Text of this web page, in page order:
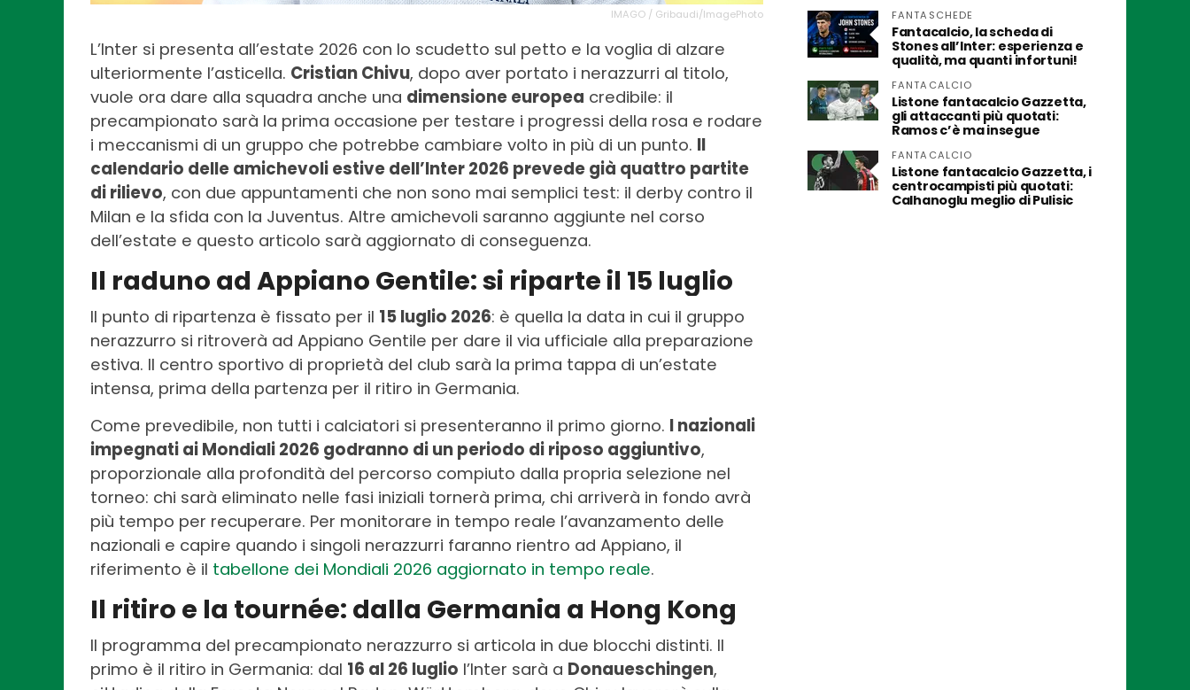
IMAGO / Gribaudi/ImagePhoto
L’Inter si presenta all’estate 2026 con lo scudetto sul petto e la voglia di alzare
ulteriormente l’asticella. Cristian Chivu, dopo aver portato i nerazzurri al titolo,
vuole ora dare alla squadra anche una dimensione europea credibile: il
precampionato sarà la prima occasione per testare i progressi della rosa e rodare
i meccanismi di un gruppo che potrebbe cambiare volto in più di un punto. Il
calendario delle amichevoli estive dell’Inter 2026 prevede già quattro partite
di rilievo, con due appuntamenti che non sono mai semplici test: il derby contro il
Milan e la sfida con la Juventus. Altre amichevoli saranno aggiunte nel corso
dell’estate e questo articolo sarà aggiornato di conseguenza.
Il raduno ad Appiano Gentile: si riparte il 15 luglio
Il punto di ripartenza è fissato per il 15 luglio 2026: è quella la data in cui il gruppo
nerazzurro si ritroverà ad Appiano Gentile per dare il via ufficiale alla preparazione
estiva. Il centro sportivo di proprietà del club sarà la prima tappa di un’estate
intensa, prima della partenza per il ritiro in Germania.
Come prevedibile, non tutti i calciatori si presenteranno il primo giorno. I nazionali
impegnati ai Mondiali 2026 godranno di un periodo di riposo aggiuntivo,
proporzionale alla profondità del percorso compiuto dalla propria selezione nel
torneo: chi sarà eliminato nelle fasi iniziali tornerà prima, chi arriverà in fondo avrà
più tempo per recuperare. Per monitorare in tempo reale l’avanzamento delle
nazionali e capire quando i singoli nerazzurri faranno rientro ad Appiano, il
riferimento è il tabellone dei Mondiali 2026 aggiornato in tempo reale.
Il ritiro e la tournée: dalla Germania a Hong Kong
Il programma del precampionato nerazzurro si articola in due blocchi distinti. Il
primo è il ritiro in Germania: dal 16 al 26 luglio l’Inter sarà a Donaueschingen,
FANTASCHEDE
Fantacalcio, la scheda di
Stones all’Inter: esperienza e
qualità, ma quanti infortuni!
FANTACALCIO
Listone fantacalcio Gazzetta,
gli attaccanti più quotati:
Ramos c’è ma insegue
FANTACALCIO
Listone fantacalcio Gazzetta, i
centrocampisti più quotati:
Calhanoglu meglio di Pulisic